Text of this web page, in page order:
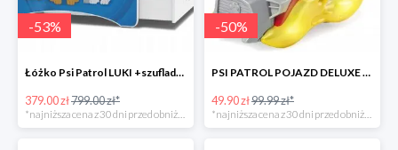
-53%
Łóżko Psi Patrol LUKI +szuflada+materac+grafika -52%
379.00 zł799.00 zł*
-50%
PSI PATROL POJAZD DELUXE FIGURKA MARSHALL MIGHTY -50%
49.90 zł99.99 zł*